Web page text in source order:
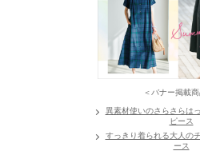
＜バナー掲載商
異素材使いのさらさらは
ピース
すっきり着られる大人の
ース